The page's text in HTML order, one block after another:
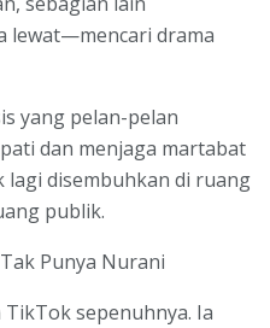
lewat—mencari drama
yang pelan-pelan
dan menjaga martabat
lagi disembuhkan di ruang
publik.
Punya Nurani
sepenuhnya. Ia